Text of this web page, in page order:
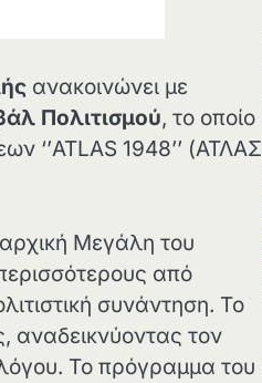
ανακοινώνει με
Πολιτισμού, το οποίο
‘’ATLAS 1948’’ (ΑΤΛΑΣ
Μεγάλη του
από
συνάντηση. Το
αναδεικνύοντας τον
Το πρόγραμμα του